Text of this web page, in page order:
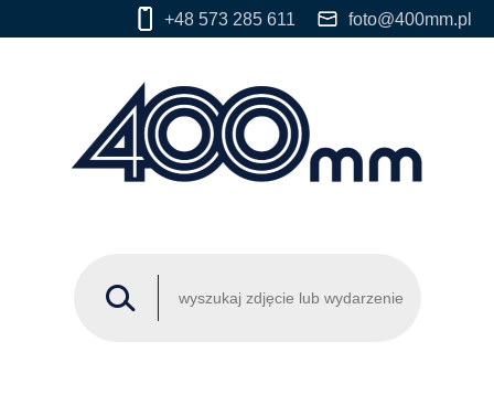
+48 573 285 611 foto@400mm.pl